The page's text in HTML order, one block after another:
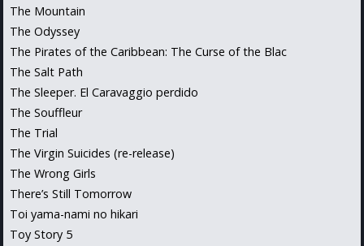
The Mountain
The Odyssey
The Pirates of the Caribbean: The Curse of the Blac
The Salt Path
The Sleeper. El Caravaggio perdido
The Souffleur
The Trial
The Virgin Suicides (re-release)
The Wrong Girls
There’s Still Tomorrow
Toi yama-nami no hikari
Toy Story 5